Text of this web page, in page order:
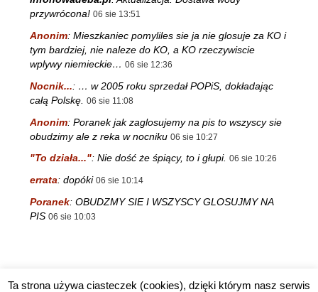
przywrócona! 06 sie 13:51
Anonim: Mieszkaniec pomyliles sie ja nie glosuje za KO i
tym bardziej, nie naleze do KO, a KO rzeczywiscie
wplywy niemieckie… 06 sie 12:36
Nocnik...: … w 2005 roku sprzedał POPiS, dokładając
całą Polskę. 06 sie 11:08
Anonim: Poranek jak zaglosujemy na pis to wszyscy sie
obudzimy ale z reka w nocniku 06 sie 10:27
"To działa...": Nie dość że śpiący, to i głupi. 06 sie 10:26
errata: dopóki 06 sie 10:14
Poranek: OBUDZMY SIE I WSZYSCY GLOSUJMY NA
PIS 06 sie 10:03
Ta strona używa ciasteczek (cookies), dzięki którym nasz serwis